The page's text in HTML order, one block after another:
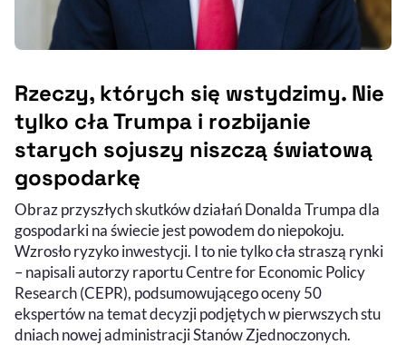
Rzeczy, których się wstydzimy. Nie
tylko cła Trumpa i rozbijanie
starych sojuszy niszczą światową
gospodarkę
Obraz przyszłych skutków działań Donalda Trumpa dla
gospodarki na świecie jest powodem do niepokoju.
Wzrosło ryzyko inwestycji. I to nie tylko cła straszą rynki
– napisali autorzy raportu Centre for Economic Policy
Research (CEPR), podsumowującego oceny 50
ekspertów na temat decyzji podjętych w pierwszych stu
dniach nowej administracji Stanów Zjednoczonych.